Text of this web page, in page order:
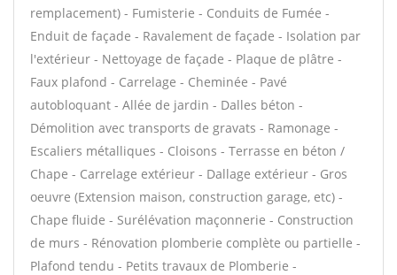
remplacement) - Fumisterie - Conduits de Fumée -
Enduit de façade - Ravalement de façade - Isolation par
l'extérieur - Nettoyage de façade - Plaque de plâtre -
Faux plafond - Carrelage - Cheminée - Pavé
autobloquant - Allée de jardin - Dalles béton -
Démolition avec transports de gravats - Ramonage -
Escaliers métalliques - Cloisons - Terrasse en béton /
Chape - Carrelage extérieur - Dallage extérieur - Gros
oeuvre (Extension maison, construction garage, etc) -
Chape fluide - Surélévation maçonnerie - Construction
de murs - Rénovation plomberie complète ou partielle -
Plafond tendu - Petits travaux de Plomberie -